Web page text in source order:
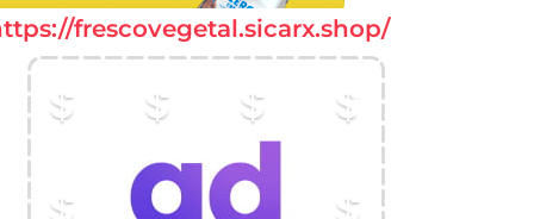
frescovegetal.sicarx.shop/